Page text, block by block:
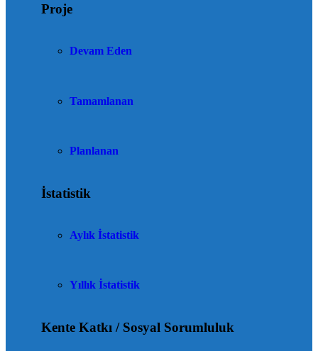
Proje
Devam Eden
Tamamlanan
Planlanan
İstatistik
Aylık İstatistik
Yıllık İstatistik
Kente Katkı / Sosyal Sorumluluk